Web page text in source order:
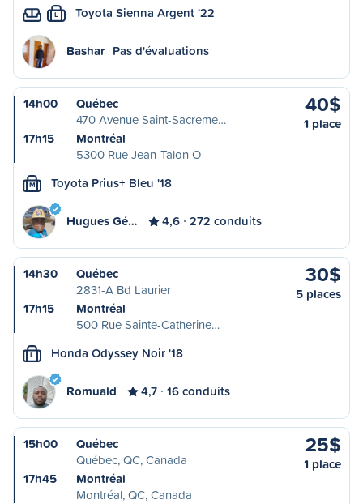
L Toyota Sienna Argent '22
Bashar Pas d'évaluations
14h00
Québec
470 Avenue Saint-Sacreme…
17h15
Montréal
5300 Rue Jean-Talon O
40$
1 place
M Toyota Prius+ Bleu '18
Hugues Gé… 4,6 272 conduits
14h30
Québec
2831-A Bd Laurier
17h15
Montréal
500 Rue Sainte-Catherine…
30$
5 places
L Honda Odyssey Noir '18
Romuald 4,7 16 conduits
15h00
Québec
Québec, QC, Canada
17h45
Montréal
Montréal, QC, Canada
25$
1 place